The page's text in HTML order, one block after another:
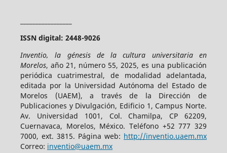
ISSN digital: 2448-9026
Inventio, la génesis de la cultura universitaria en
Morelos, año 21, número 55, 2025, es una publicación
periódica cuatrimestral, de modalidad adelantada,
editada por la Universidad Autónoma del Estado de
Morelos (UAEM), a través de la Dirección de
Publicaciones y Divulgación, Edificio 1, Campus Norte.
Av. Universidad 1001, Col. Chamilpa, CP 62209,
Cuernavaca, Morelos, México. Teléfono +52 777 329
7000, ext. 3815. Página web: http://inventio.uaem.mx
Correo: inventio@uaem.mx